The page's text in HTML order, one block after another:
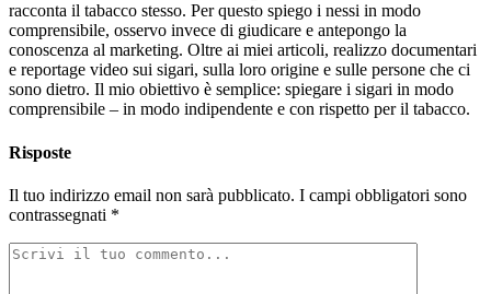
racconta il tabacco stesso. Per questo spiego i nessi in modo
comprensibile, osservo invece di giudicare e antepongo la
conoscenza al marketing. Oltre ai miei articoli, realizzo documentari
e reportage video sui sigari, sulla loro origine e sulle persone che ci
sono dietro. Il mio obiettivo è semplice: spiegare i sigari in modo
comprensibile – in modo indipendente e con rispetto per il tabacco.
Risposte
Il tuo indirizzo email non sarà pubblicato. I campi obbligatori sono
contrassegnati *